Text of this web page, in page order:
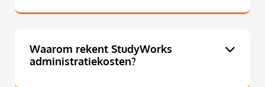
Waarom rekent StudyWorks
administratiekosten?